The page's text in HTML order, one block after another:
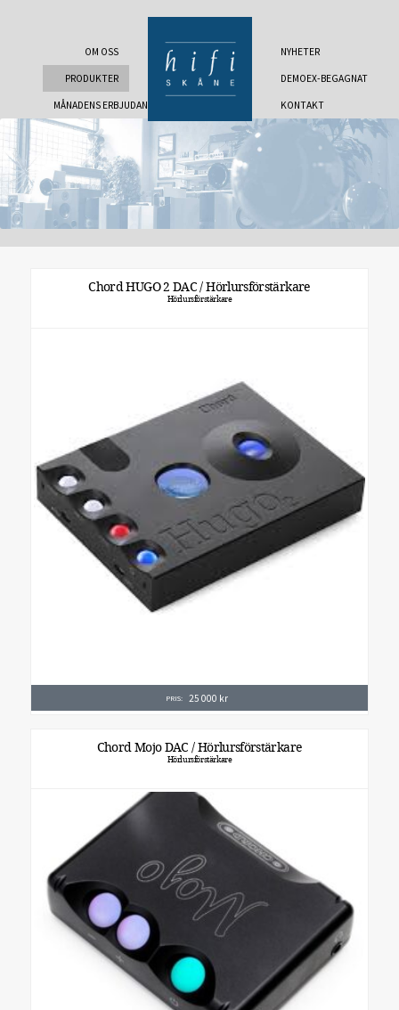
OM OSS
PRODUKTER
MÅNADENS ERBJUDANDE
NYHETER
DEMOEX-BEGAGNAT
KONTAKT
Chord HUGO 2 DAC / Hörlursförstärkare
Hörlursförstärkare
PRIS: 25 000 kr
Chord Mojo DAC / Hörlursförstärkare
Hörlursförstärkare